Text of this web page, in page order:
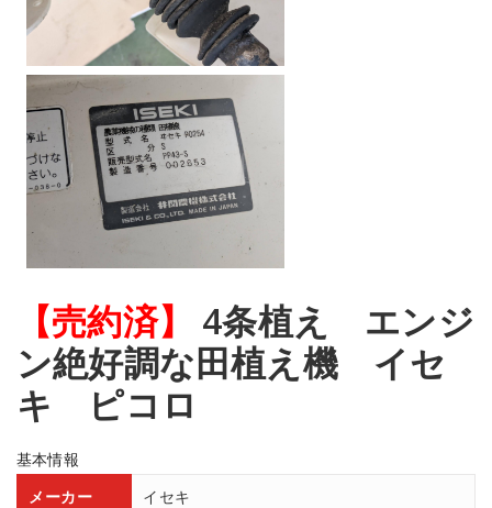
【売約済】
4条植え エンジ
ン絶好調な田植え機 イセ
キ ピコロ
基本情報
メーカー
イセキ